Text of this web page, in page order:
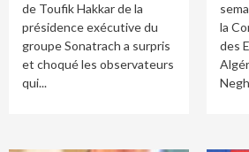
de Toufik Hakkar de la
présidence exécutive du
groupe Sonatrach a surpris
et choqué les observateurs
qui...
la
des